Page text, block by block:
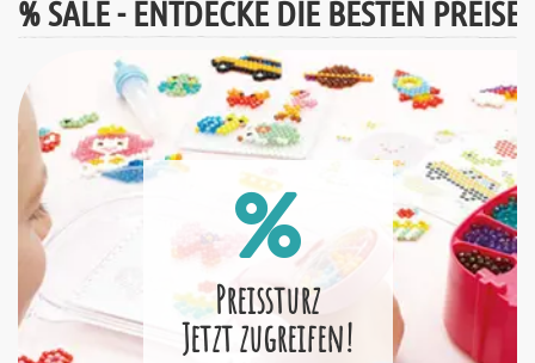
% SALE - ENTDECKE DIE BESTEN PREISE
Preissturz
Jetzt zugreifen!